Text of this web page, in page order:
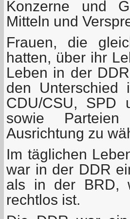
Konzerne und
Mitteln und
Frauen, die
hatten, über ihr
Leben in der
den Unterschied
CDU/CSU, SPD
sowie Parteien
Ausrichtung zu
Im täglichen
war in der DDR
als in der BRD,
rechtlos ist.